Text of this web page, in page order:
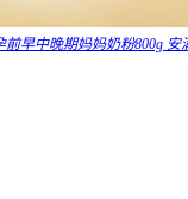
早中晚期妈妈奶粉800g